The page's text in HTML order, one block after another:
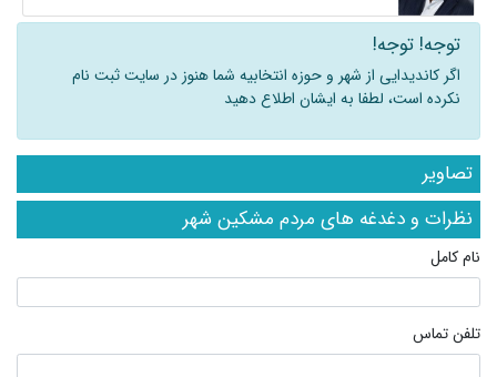
توجه! توجه!
اگر کاندیدایی از شهر و حوزه انتخابیه شما هنوز در سایت ثبت نام
نکرده است، لطفا به ایشان اطلاع دهید
تصاویر
نظرات و دغدغه های مردم مشکین شهر
نام کامل
تلفن تماس